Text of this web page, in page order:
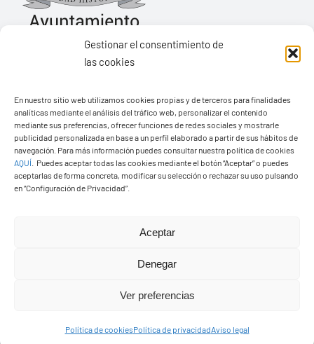
Gestionar el consentimiento de
las cookies
En nuestro sitio web utilizamos cookies propias y de terceros para finalidades
analíticas mediante el análisis del tráfico web, personalizar el contenido
mediante sus preferencias, ofrecer funciones de redes sociales y mostrarle
publicidad personalizada en base a un perfil elaborado a partir de sus hábitos de
navegación. Para más información puedes consultar nuestra política de cookies
AQUÍ
Puedes aceptar todas las cookies mediante el botón “Aceptar” o puedes
aceptarlas de forma concreta, modificar su selección o rechazar su uso pulsando
en “Configuración de Privacidad”.
Aceptar
Denegar
Ver preferencias
Política de cookiesPolítica de privacidadAviso legal
Pza. de Los Remedios, 1
35570 – Yaiza
Tel:928 83 62 20
© Copyright2026 Ayuntamiento de Yaiza - Todos los